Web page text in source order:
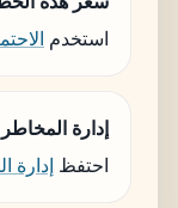
استخدم
إدارة المخاطر
احتفظ إدارة